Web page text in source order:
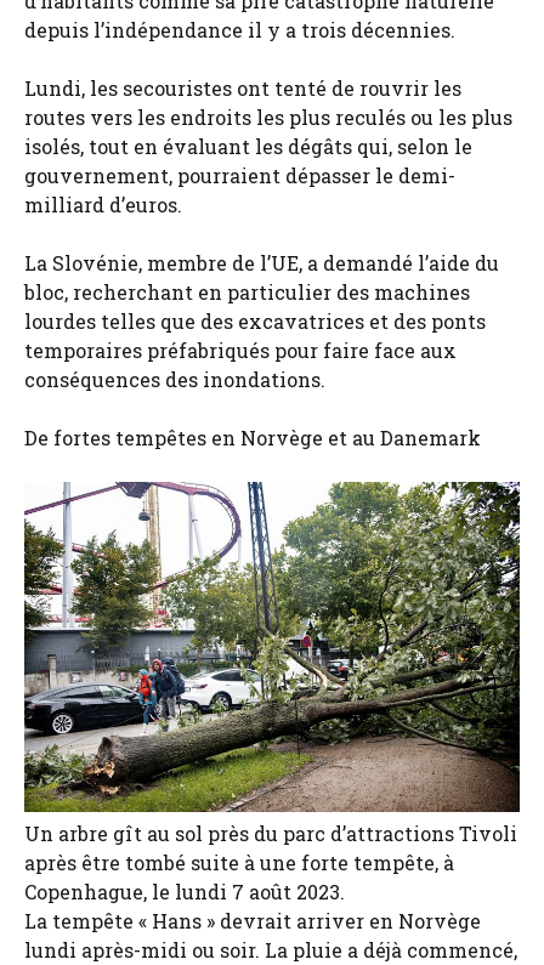
depuis l’indépendance il y a trois décennies.
Lundi, les secouristes ont tenté de rouvrir les
routes vers les endroits les plus reculés ou les plus
isolés, tout en évaluant les dégâts qui, selon le
gouvernement, pourraient dépasser le demi-
milliard d’euros.
La Slovénie, membre de l’UE, a demandé l’aide du
bloc, recherchant en particulier des machines
lourdes telles que des excavatrices et des ponts
temporaires préfabriqués pour faire face aux
conséquences des inondations.
De fortes tempêtes en Norvège et au Danemark
Un arbre gît au sol près du parc d’attractions Tivoli
après être tombé suite à une forte tempête, à
Copenhague, le lundi 7 août 2023.
La tempête « Hans » devrait arriver en Norvège
lundi après-midi ou soir. La pluie a déjà commencé,